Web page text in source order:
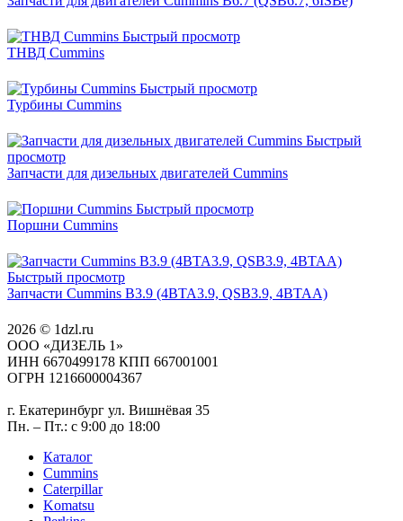
Быстрый просмотр
ТНВД Cummins
Быстрый просмотр
Турбины Cummins
Быстрый
просмотр
Запчасти для дизельных двигателей Cummins
Быстрый просмотр
Поршни Cummins
Быстрый просмотр
Запчасти Cummins B3.9 (4BTA3.9, QSB3.9, 4BTAA)
2026 © 1dzl.ru
ООО «ДИЗЕЛЬ 1»
ИНН 6670499178 КПП 667001001
ОГРН 1216600004367
г. Екатеринбург ул. Вишнёвая 35
Пн. – Пт.: с 9:00 до 18:00
Каталог
Cummins
Caterpillar
Komatsu